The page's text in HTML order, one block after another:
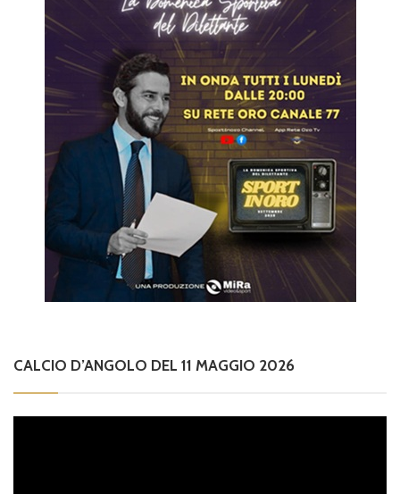
CALCIO D’ANGOLO DEL 11 MAGGIO 2026